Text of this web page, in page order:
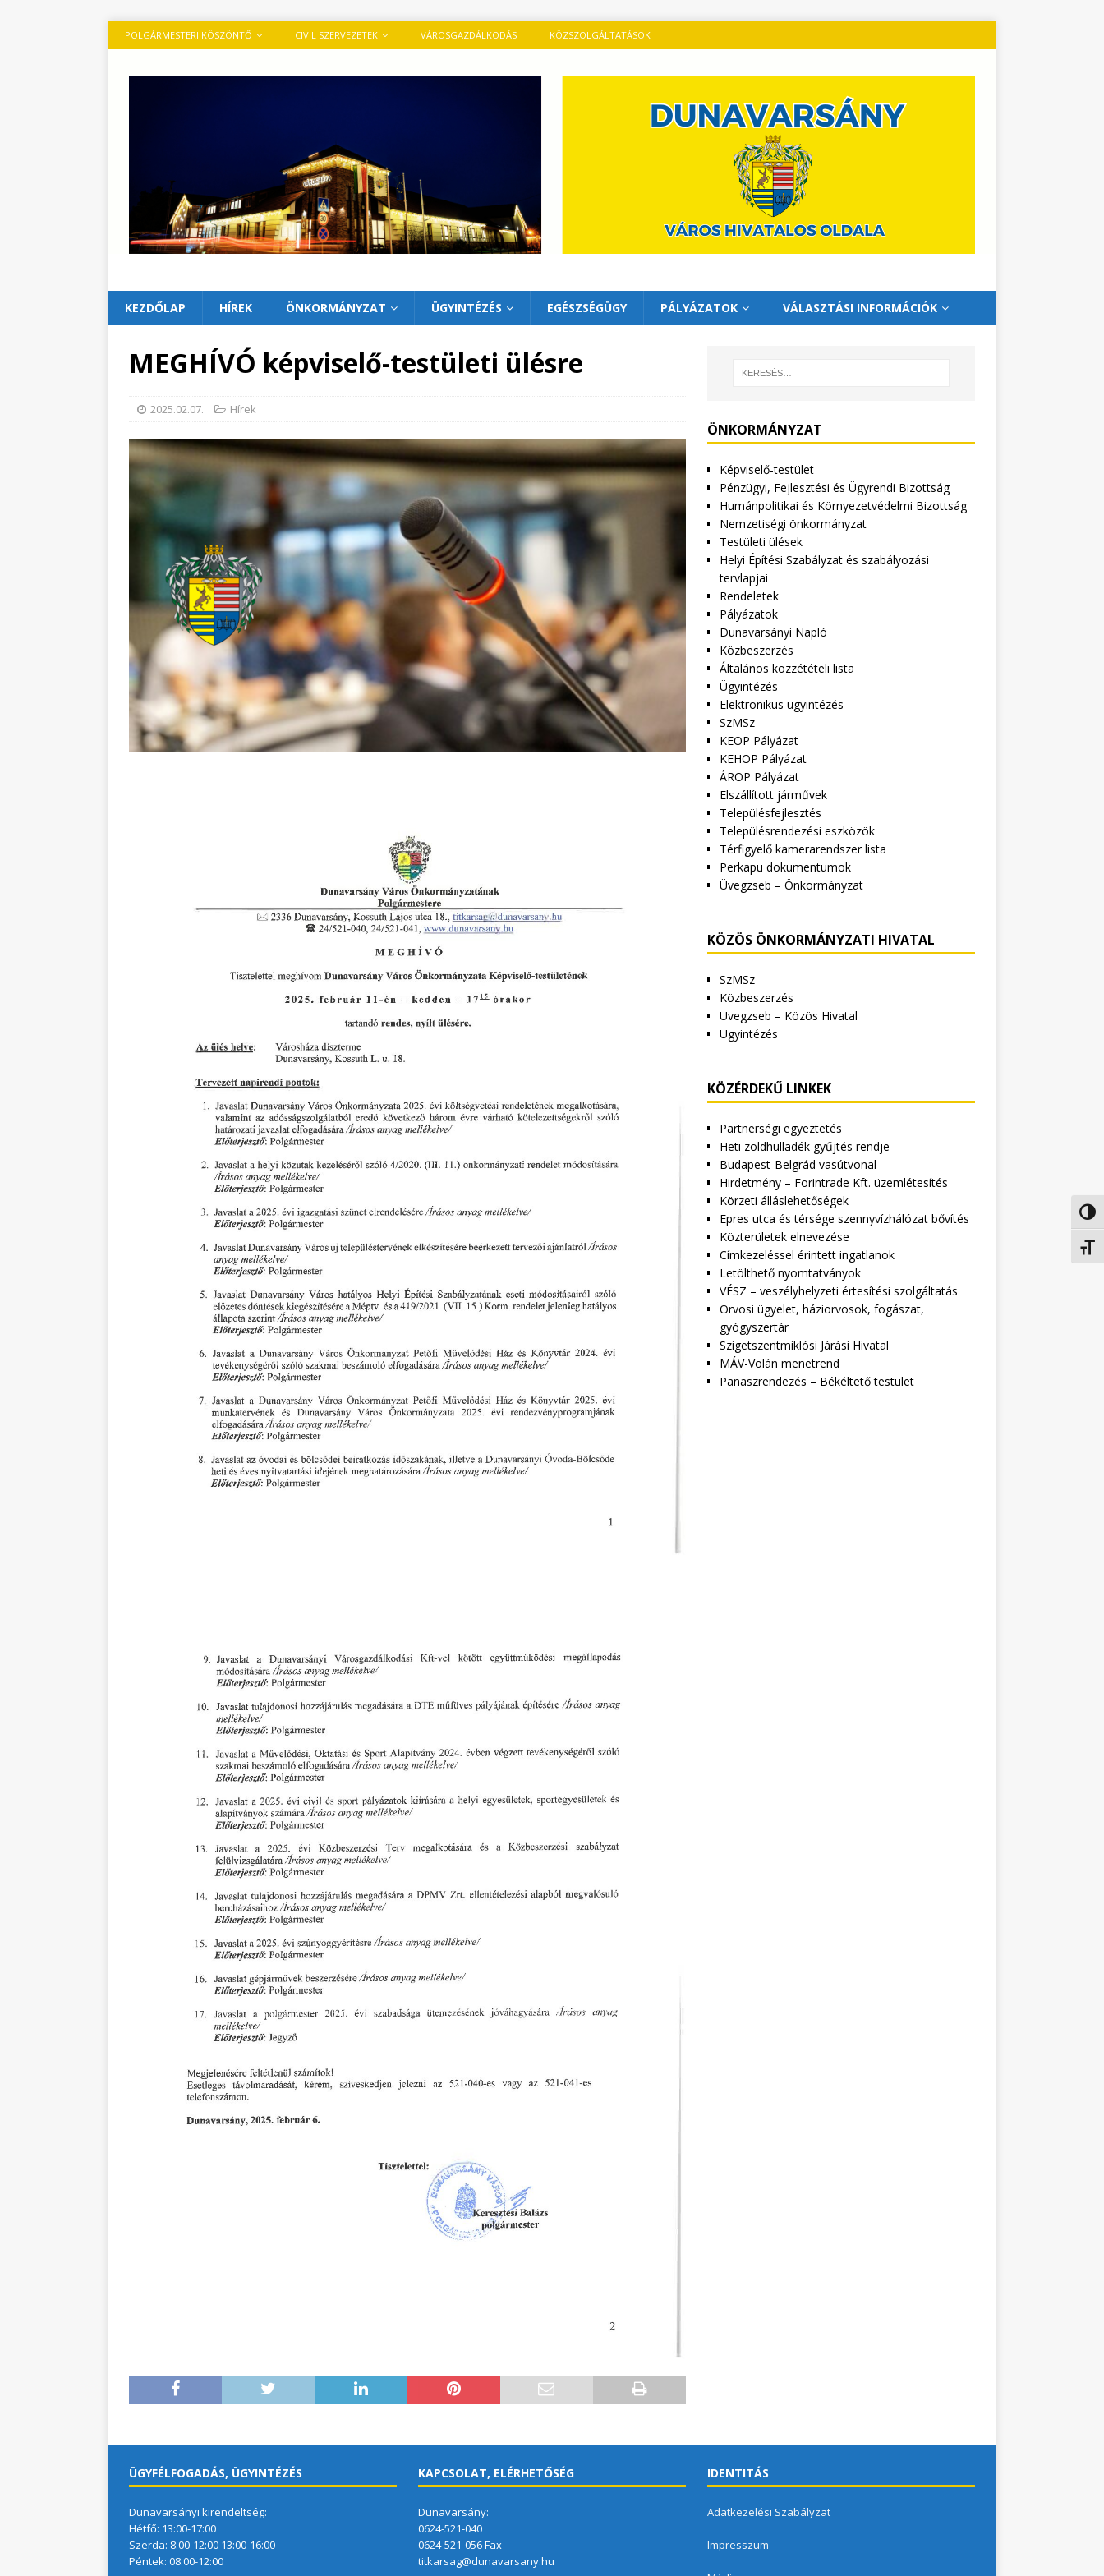
POLGÁRMESTERI KÖSZÖNTŐ CIVIL SZERVEZETEK VÁROSGAZDÁLKODÁS KÖZSZOLGÁLTATÁSOK
KEZDŐLAP HÍREK ÖNKORMÁNYZAT ÜGYINTÉZÉS EGÉSZSÉGÜGY PÁLYÁZATOK VÁLASZTÁSI INFORMÁCIÓK
MEGHÍVÓ képviselő-testületi ülésre
2025.02.07. Hírek
ÖNKORMÁNYZAT
Képviselő-testület
Pénzügyi, Fejlesztési és Ügyrendi Bizottság
Humánpolitikai és Környezetvédelmi Bizottság
Nemzetiségi önkormányzat
Testületi ülések
Helyi Építési Szabályzat és szabályozási
tervlapjai
Rendeletek
Pályázatok
Dunavarsányi Napló
Közbeszerzés
Általános közzétételi lista
Ügyintézés
Elektronikus ügyintézés
SzMSz
KEOP Pályázat
KEHOP Pályázat
ÁROP Pályázat
Elszállított járművek
Településfejlesztés
Településrendezési eszközök
Térfigyelő kamerarendszer lista
Perkapu dokumentumok
Üvegzseb – Önkormányzat
KÖZÖS ÖNKORMÁNYZATI HIVATAL
SzMSz
Közbeszerzés
Üvegzseb – Közös Hivatal
Ügyintézés
KÖZÉRDEKŰ LINKEK
Partnerségi egyeztetés
Heti zöldhulladék gyűjtés rendje
Budapest-Belgrád vasútvonal
Hirdetmény – Forintrade Kft. üzemlétesítés
Körzeti álláslehetőségek
Epres utca és térsége szennyvízhálózat bővítés
Közterületek elnevezése
Címkezeléssel érintett ingatlanok
Letölthető nyomtatványok
VÉSZ – veszélyhelyzeti értesítési szolgáltatás
Orvosi ügyelet, háziorvosok, fogászat,
gyógyszertár
Szigetszentmiklósi Járási Hivatal
MÁV-Volán menetrend
Panaszrendezés – Békéltető testület
ÜGYFÉLFOGADÁS, ÜGYINTÉZÉS
Dunavarsányi kirendeltség:
Hétfő: 13:00-17:00
Szerda: 8:00-12:00 13:00-16:00
Péntek: 08:00-12:00
KAPCSOLAT, ELÉRHETŐSÉG
Dunavarsány:
0624-521-040
0624-521-056 Fax
titkarsag@dunavarsany.hu
IDENTITÁS
Adatkezelési Szabályzat
Impresszum